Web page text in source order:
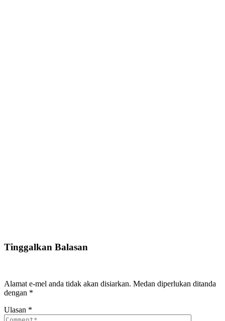
Tinggalkan Balasan
Alamat e-mel anda tidak akan disiarkan. Medan diperlukan ditanda
dengan *
Ulasan *